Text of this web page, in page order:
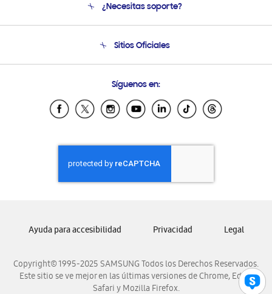
Soporte
¿Necesitas soporte?
Soporte vía eMail
Sitios Oficiales
Samsung Ecuador
Samsung El Salvador
Samsung Honduras
Samsung Nicaragua
Samsung Panamá
Samsung Venezuela
Síguenos en:
Copyright© 1995-2025 SAMSUNG Todos los Derechos Reservados.
Este sitio se ve mejor en las últimas versiones de Chrome, Edge,
Safari y Mozilla Firefox.
Ayuda para accesibilidad Privacidad Legal